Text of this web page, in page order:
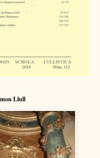
Llull